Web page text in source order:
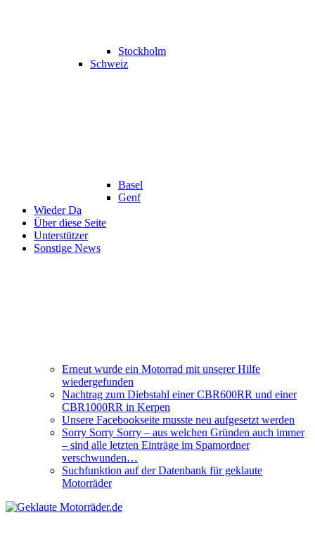
Stockholm
Schweiz
Basel
Genf
Wieder Da
Über diese Seite
Unterstützer
Sonstige News
Erneut wurde ein Motorrad mit unserer Hilfe
wiedergefunden
Nachtrag zum Diebstahl einer CBR600RR und einer
CBR1000RR in Kerpen
Unsere Facebookseite musste neu aufgesetzt werden
Sorry Sorry Sorry – aus welchen Gründen auch immer
– sind alle letzten Einträge im Spamordner
verschwunden…
Suchfunktion auf der Datenbank für geklaute
Motorräder